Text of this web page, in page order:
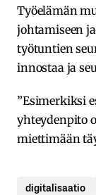
Työelämän
johtamiseen
työtuntien
innostaa ja
”Esimerkiksi
yhteydenpito
miettimään
digitalisaatio